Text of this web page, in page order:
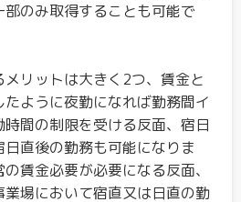
のみ取得することも可能で
リットは大きく2つ、賃金と
ように夜勤になれば勤務間イ
間の制限を受ける反面、宿日
直後の勤務も可能になりま
賃金必要が必要になる反面、
場において宿直又は日直の勤